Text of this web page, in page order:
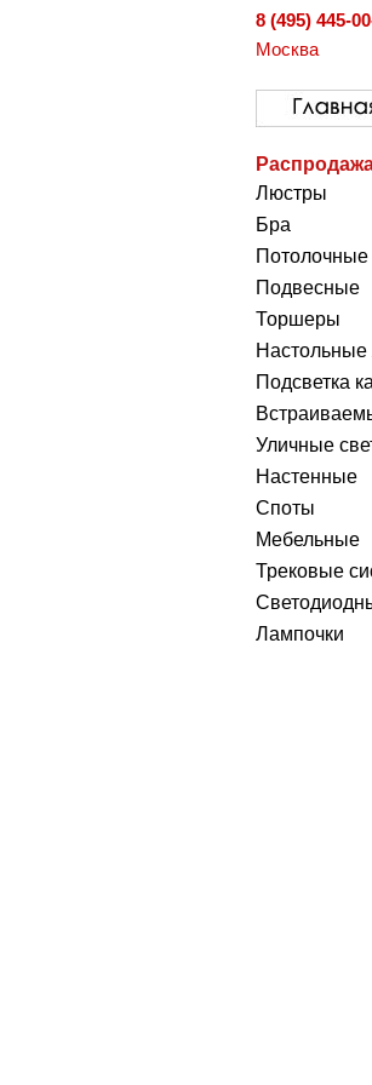
8 (495) 445-
Москва
Люстры
Бра
Потолочные
Подвесные
Торшеры
Подсветка
Уличные
Настенные
Споты
Мебельные
Трековые
Лампочки